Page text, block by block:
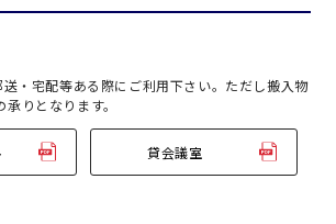
・宅配等ある際にご利用下さい。ただし搬入物
りとなります。
貸会議室
ウト※複数選択可能
スクール
シアター